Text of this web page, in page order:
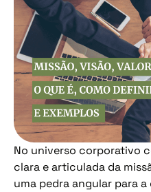
No universo corporativo
clara e articulada da
uma pedra angular para